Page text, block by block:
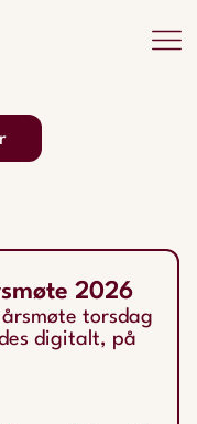
2026
torsdag
digitalt, på